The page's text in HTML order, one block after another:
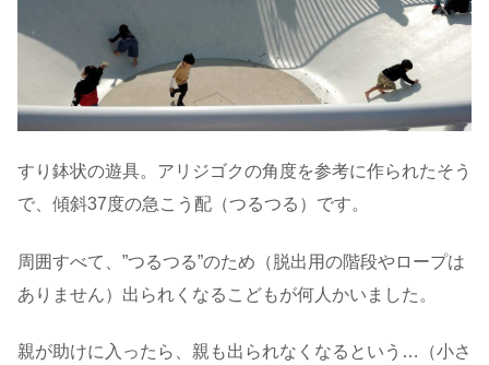
すり鉢状の遊具。アリジゴクの角度を参考に作られたそう
で、傾斜37度の急こう配（つるつる）です。
周囲すべて、”つるつる”のため（脱出用の階段やロープは
ありません）出られくなるこどもが何人かいました。
親が助けに入ったら、親も出られなくなるという…（小さ